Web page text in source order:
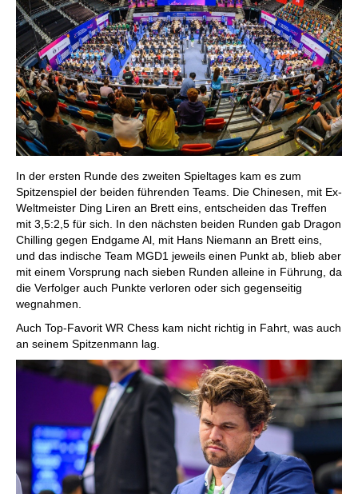
In der ersten Runde des zweiten Spieltages kam es zum
Spitzenspiel der beiden führenden Teams. Die Chinesen, mit Ex-
Weltmeister Ding Liren an Brett eins, entscheiden das Treffen
mit 3,5:2,5 für sich. In den nächsten beiden Runden gab Dragon
Chilling gegen Endgame Al, mit Hans Niemann an Brett eins,
und das indische Team MGD1 jeweils einen Punkt ab, blieb aber
mit einem Vorsprung nach sieben Runden alleine in Führung, da
die Verfolger auch Punkte verloren oder sich gegenseitig
wegnahmen.
Auch Top-Favorit WR Chess kam nicht richtig in Fahrt, was auch
an seinem Spitzenmann lag.